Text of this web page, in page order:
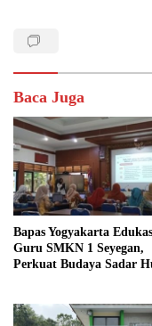
Baca Juga
Bapas Yogyakarta
Guru SMKN 1 Seyegan,
Perkuat Budaya Sadar